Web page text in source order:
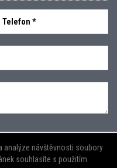
analýze návštěvnosti soubory
souhlasíte s použitím